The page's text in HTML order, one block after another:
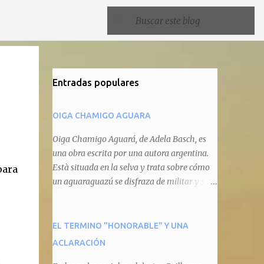
Entradas populares
OIGA CHAMIGO AGUARA
Oiga Chamigo Aguará, de Adela Basch, es
una obra escrita por una autora argentina.
Està situada en la selva y trata sobre cómo
un aguaraguazú se disfraza de militar y se
animal que pretenda circular por ahí. En
primera instancia aparece Teteu, el tero,
EL TERMINO "HONORABLE" Y UNA
ACLARACIÓN